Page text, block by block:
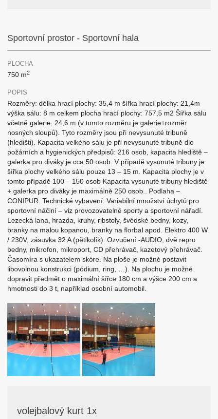
Sportovní prostor - Sportovní hala
PLOCHA
750 m2
POPIS
Rozměry: délka hrací plochy: 35,4 m šířka hrací plochy: 21,4m
výška sálu: 8 m celkem plocha hrací plochy: 757,5 m2 Šířka sálu
včetně galerie: 24,6 m (v tomto rozměru je galerie+rozměr
nosných sloupů). Tyto rozměry jsou při nevysunuté tribuně
(hledišti). Kapacita velkého sálu je při nevysunuté tribuně dle
požárních a hygienických předpisů: 216 osob, kapacita hlediště –
galerka pro diváky je cca 50 osob. V případě vysunuté tribuny je
šířka plochy velkého sálu pouze 13 – 15 m. Kapacita plochy je v
tomto případě 100 – 150 osob Kapacita vysunuté tribuny hlediště
+ galerka pro diváky je maximálně 250 osob.. Podlaha –
CONIPUR. Technické vybavení: Variabilní množství úchytů pro
sportovní náčiní – viz provozovatelné sporty a sportovní nářadí.
Lezecká lana, hrazda, kruhy, ribstoly, švédské bedny, kozy,
branky na malou kopanou, branky na florbal apod. Elektro 400 W
/ 230V, zásuvka 32 A (pětikolík). Ozvučení -AUDIO, dvě repro
bedny, mikrofon, mikroport, CD přehrávač, kazetový přehrávač.
Časomíra s ukazatelem skóre. Na ploše je možné postavit
libovolnou konstrukci (pódium, ring, …). Na plochu je možné
dopravit předmět o maximální šířce 180 cm a výšce 200 cm a
hmotnosti do 3 t, například osobní automobil.
volejbalový kurt 1x